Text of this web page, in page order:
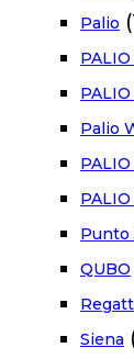
Palio
PALIO
Palio
Punto
QUBO
Siena